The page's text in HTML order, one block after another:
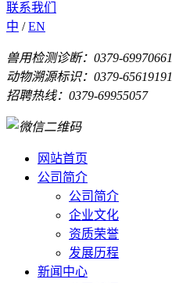
联系我们
中 /EN
兽用检测诊断：0379-69970661
动物溯源标识：0379-65619191
招聘热线：0379-69955057
网站首页
公司简介
公司简介
企业文化
资质荣誉
发展历程
新闻中心